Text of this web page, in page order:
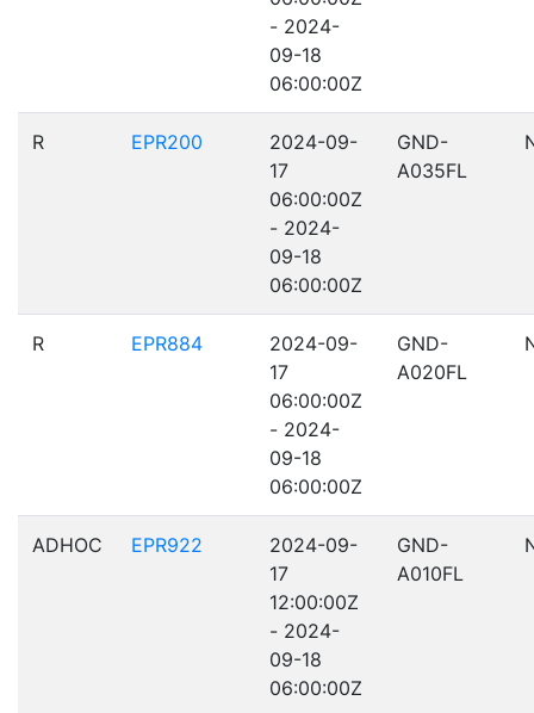
- 2024-
09-18
06:00:00Z
R EPR200
2024-09-
17
06:00:00Z
- 2024-
09-18
06:00:00Z
GND-
A035FL
R EPR884
2024-09-
17
06:00:00Z
- 2024-
09-18
06:00:00Z
GND-
A020FL
ADHOC EPR922
2024-09-
17
12:00:00Z
- 2024-
09-18
06:00:00Z
GND-
A010FL